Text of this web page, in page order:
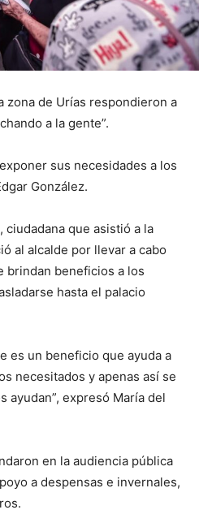
zona de Urías respondieron a
a la gente”.
sus necesidades a los
González.
ciudadana que asistió a la
al alcalde por llevar a cabo
brindan beneficios a los
hasta el palacio
es un beneficio que ayuda a
necesitados y apenas así se
ayudan”, expresó María del
en la audiencia pública
a despensas e invernales,